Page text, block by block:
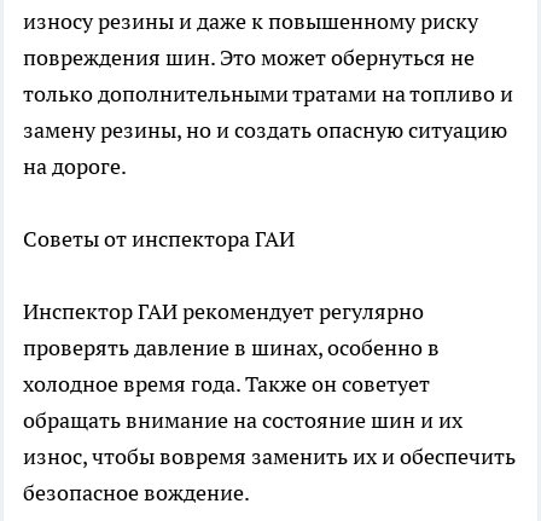
износу резины и даже к повышенному риску
повреждения шин. Это может обернуться не
только дополнительными тратами на топливо и
замену резины, но и создать опасную ситуацию
на дороге.
Советы от инспектора ГАИ
Инспектор ГАИ рекомендует регулярно
проверять давление в шинах, особенно в
холодное время года. Также он советует
обращать внимание на состояние шин и их
износ, чтобы вовремя заменить их и обеспечить
безопасное вождение.